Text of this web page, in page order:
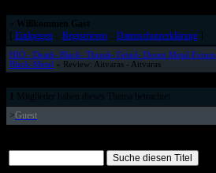
» Willkommen Gast
Einloggen:: Registrieren:: Datenschutzerklärung]
HIO - Death- Black- Thrash- Grind- Doom Metal Forum
Black-Metal » Review: Aitvaras - Aitvaras
Mitglieder haben dieses Thema betrachtet
>Guest